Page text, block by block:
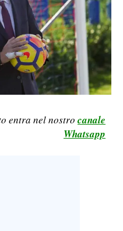
entra nel nostro canale
Whatsapp